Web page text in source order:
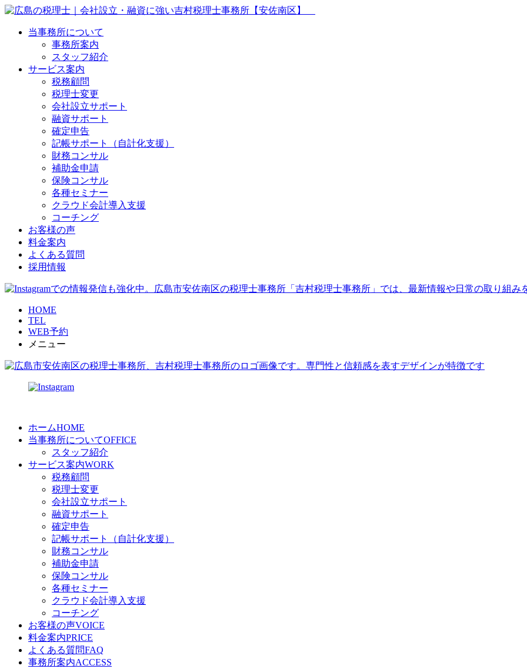
当事務所について
事務所案内
スタッフ紹介
サービス案内
税務顧問
税理士変更
会社設立サポート
融資サポート
確定申告
記帳サポート（自計化支援）
財務コンサル
補助金申請
保険コンサル
各種セミナー
クラウド会計導入支援
コーチング
お客様の声
料金案内
よくある質問
採用情報
HOME
TEL
WEB予約
メニュー
ホームHOME
当事務所についてOFFICE
スタッフ紹介
サービス案内WORK
税務顧問
税理士変更
会社設立サポート
融資サポート
確定申告
記帳サポート（自計化支援）
財務コンサル
補助金申請
保険コンサル
各種セミナー
クラウド会計導入支援
コーチング
お客様の声VOICE
料金案内PRICE
よくある質問FAQ
事務所案内ACCESS